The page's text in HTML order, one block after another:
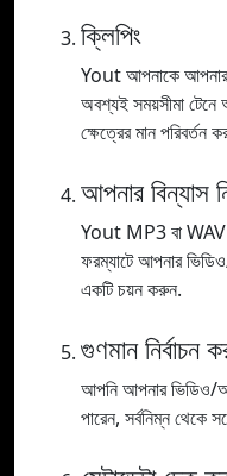
ক্লিপিং
Yout আপনাকে
অবশ্যই সময়সীমা
ক্ষেত্রের মান পরিবর্তন
আপনার বিন্যাস
Yout MP3 বা
ফরম্যাটে আপনার
একটি চয়ন করুন.
গুণমান নির্বাচন
আপনি আপনার ভিডিও/
পারেন, সর্বনিম্ন থেকে